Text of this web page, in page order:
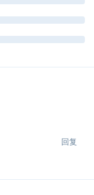
回复